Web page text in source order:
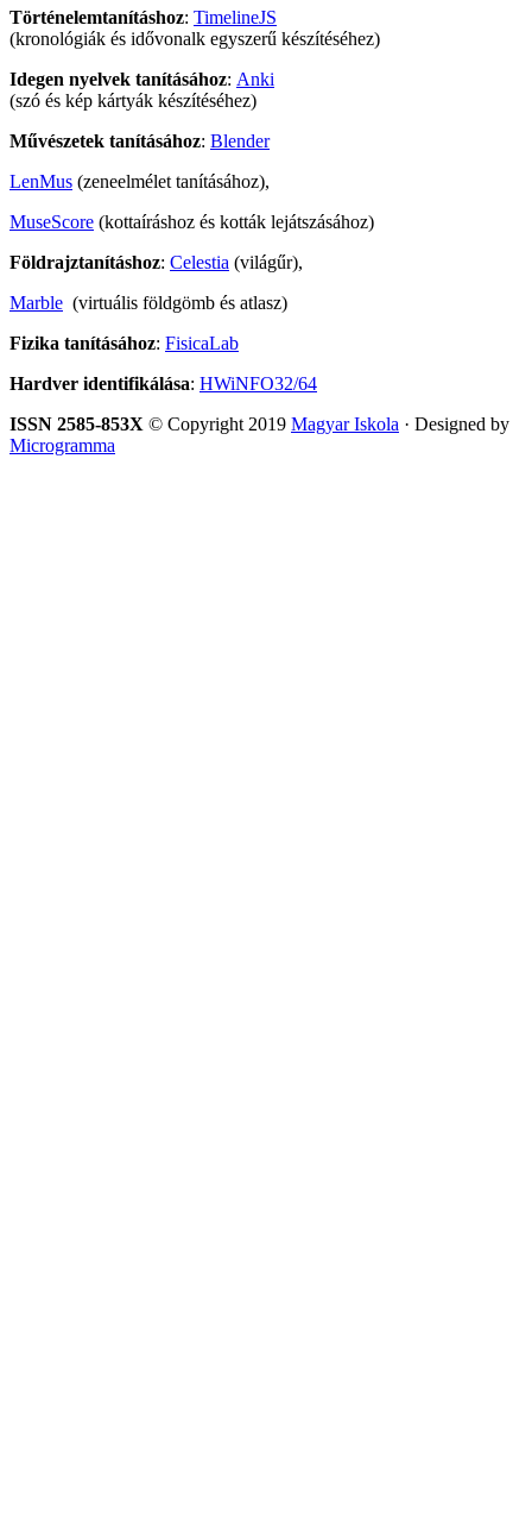
Történelemtanításhoz: TimelineJS
(kronológiák és idővonalk egyszerű készítéséhez)
Idegen nyelvek tanításához: Anki
(szó és kép kártyák készítéséhez)
Művészetek tanításához: Blender
LenMus (zeneelmélet tanításához),
MuseScore (kottaíráshoz és kották lejátszásához)
Földrajztanításhoz: Celestia (világűr),
Marble (virtuális földgömb és atlasz)
Fizika tanításához: FisicaLab
Hardver identifikálása: HWiNFO32/64
ISSN 2585-853X © Copyright 2019 Magyar Iskola · Designed by
Microgramma